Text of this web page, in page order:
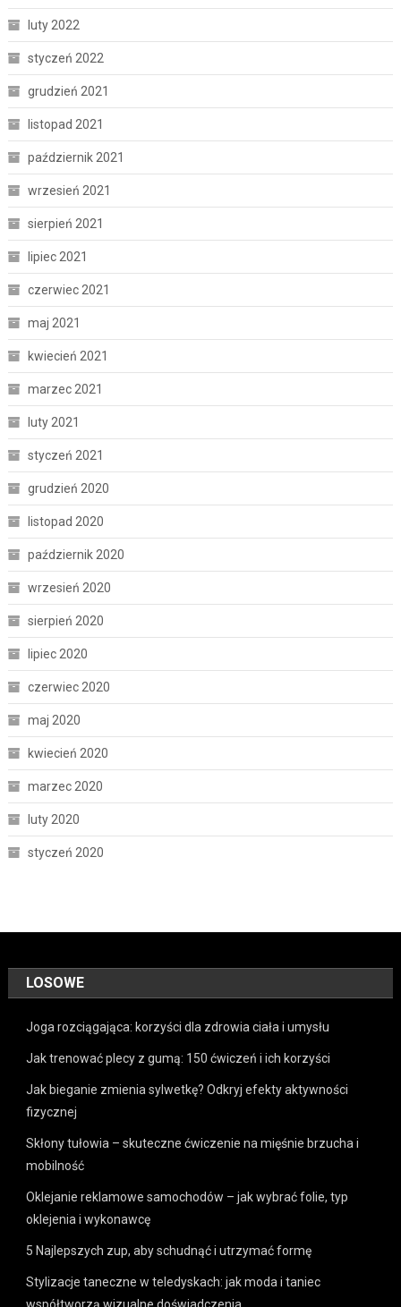
luty 2022
styczeń 2022
grudzień 2021
listopad 2021
październik 2021
wrzesień 2021
sierpień 2021
lipiec 2021
czerwiec 2021
maj 2021
kwiecień 2021
marzec 2021
luty 2021
styczeń 2021
grudzień 2020
listopad 2020
październik 2020
wrzesień 2020
sierpień 2020
lipiec 2020
czerwiec 2020
maj 2020
kwiecień 2020
marzec 2020
luty 2020
styczeń 2020
LOSOWE
Joga rozciągająca: korzyści dla zdrowia ciała i umysłu
Jak trenować plecy z gumą: 150 ćwiczeń i ich korzyści
Jak bieganie zmienia sylwetkę? Odkryj efekty aktywności
fizycznej
Skłony tułowia – skuteczne ćwiczenie na mięśnie brzucha i
mobilność
Oklejanie reklamowe samochodów – jak wybrać folie, typ
oklejenia i wykonawcę
5 Najlepszych zup, aby schudnąć i utrzymać formę
Stylizacje taneczne w teledyskach: jak moda i taniec
współtworzą wizualne doświadczenia